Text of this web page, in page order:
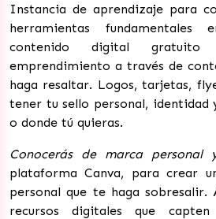
Instancia de aprendizaje para
herramientas
contenido digital
emprendimiento a través de
haga resaltar. Logos, tarjetas,
tener tu sello personal, identidad
o donde tú quieras.
Conocerás de marca personal
plataforma Canva, para crear
personal que te haga sobresalir.
recursos digitales que